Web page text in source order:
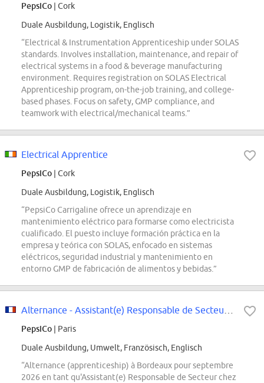
PepsiCo | Cork
Duale Ausbildung, Logistik, Englisch
“Electrical & Instrumentation Apprenticeship under SOLAS
standards. Involves installation, maintenance, and repair of
electrical systems in a food & beverage manufacturing
environment. Requires registration on SOLAS Electrical
Apprenticeship program, on-the-job training, and college-
based phases. Focus on safety, GMP compliance, and
teamwork with electrical/mechanical teams.”
Electrical Apprentice
PepsiCo | Cork
Duale Ausbildung, Logistik, Englisch
“PepsiCo Carrigaline ofrece un aprendizaje en
mantenimiento eléctrico para formarse como electricista
cualificado. El puesto incluye formación práctica en la
empresa y teórica con SOLAS, enfocado en sistemas
eléctricos, seguridad industrial y mantenimiento en
entorno GMP de fabricación de alimentos y bebidas.”
PepsiCo | Paris
Duale Ausbildung, Umwelt, Französisch, Englisch
“Alternance (apprenticeship) à Bordeaux pour septembre
2026 en tant qu'Assistant(e) Responsable de Secteur chez